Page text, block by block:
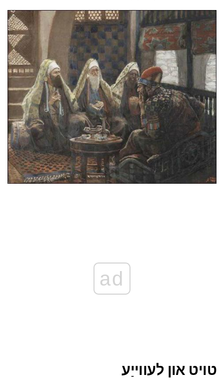
ad
טויט און לעווייַע